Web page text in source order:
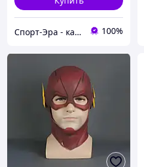
Спорт-Эра - качественные спортивные и туристические товары оптом и в розницу 100%